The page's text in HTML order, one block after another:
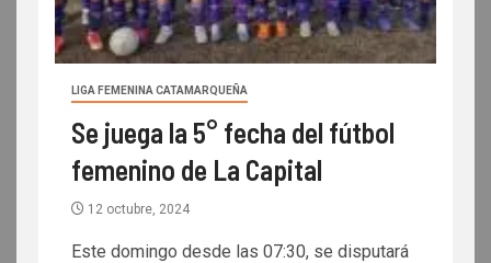
LIGA FEMENINA CATAMARQUEÑA
Se juega la 5° fecha del fútbol
femenino de La Capital
12 octubre, 2024
Este domingo desde las 07:30, se disputará